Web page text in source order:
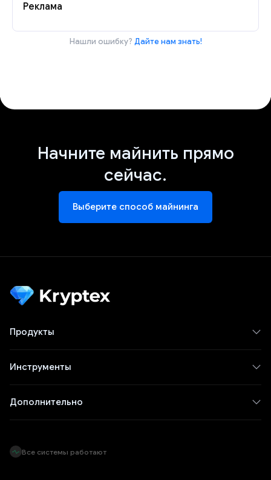
Реклама
Нашли ошибку? Дайте нам знать!
Начните майнить прямо
сейчас.
Выберите способ майнинга
Продукты
Инструменты
Дополнительно
Все системы работают